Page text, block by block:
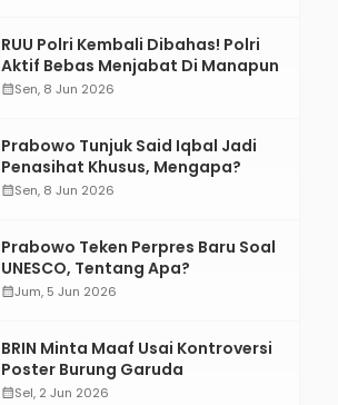
RUU Polri Kembali Dibahas! Polri
Aktif Bebas Menjabat Di Manapun
calendar_monthSen, 8 Jun 2026
Prabowo Tunjuk Said Iqbal Jadi
Penasihat Khusus, Mengapa?
calendar_monthSen, 8 Jun 2026
Prabowo Teken Perpres Baru Soal
UNESCO, Tentang Apa?
calendar_monthJum, 5 Jun 2026
BRIN Minta Maaf Usai Kontroversi
Poster Burung Garuda
calendar_monthSel, 2 Jun 2026